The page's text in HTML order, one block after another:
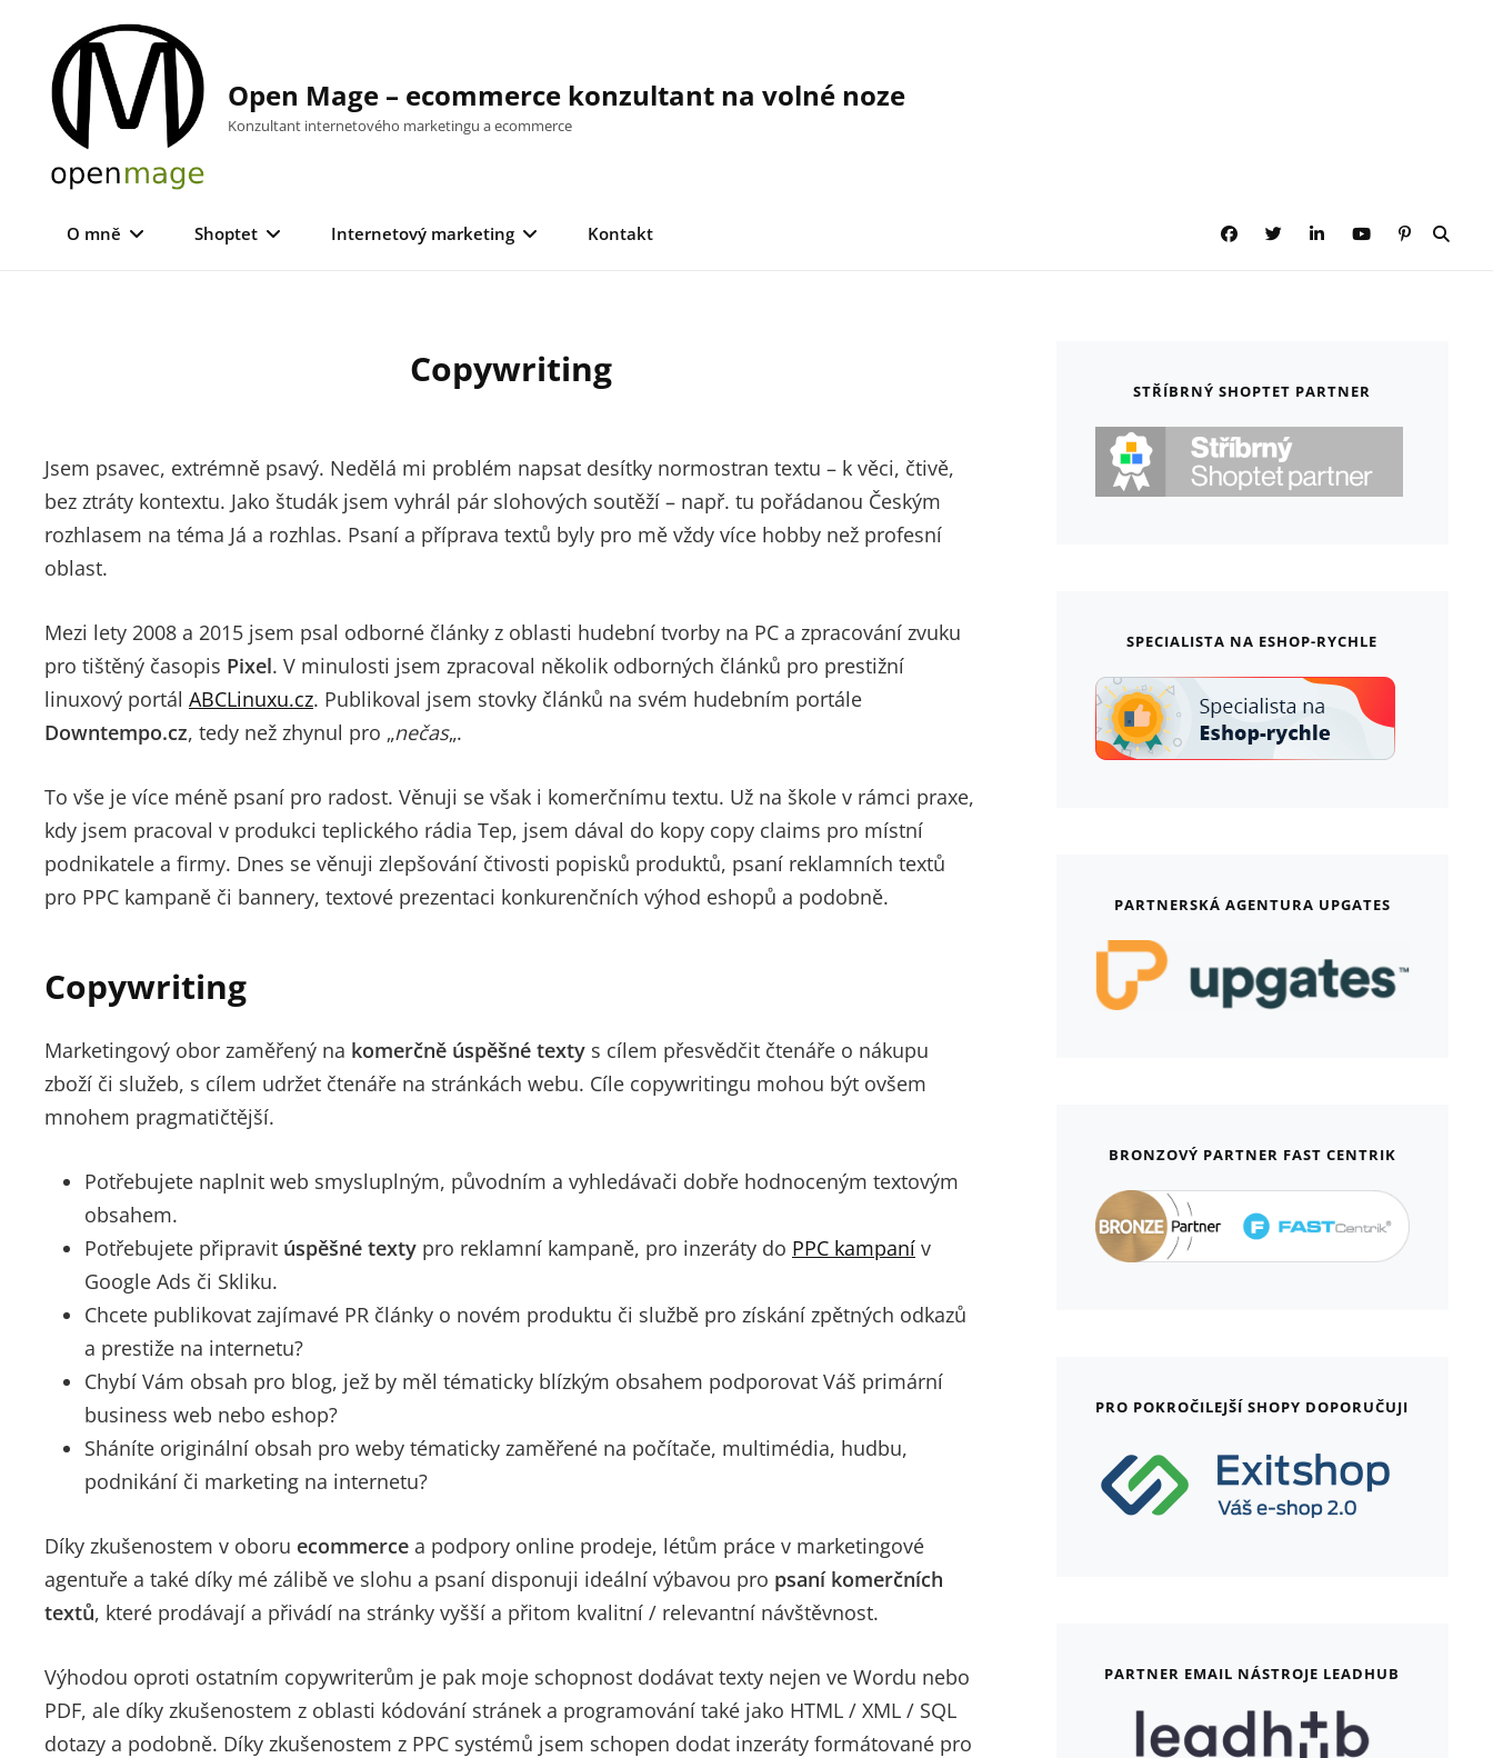
content
Open Mage – ecommerce konzultant na volné noze
Konzultant internetového marketingu a ecommerce
O mně Shoptet Internetový marketing Kontakt Facebook
TwitterLinkedInYouTubePinterest
Copywriting
Puffler,
Jsem psavec, extrémně psavý. Nedělá mi problém napsat desítky normostran textu – k věci, čtivě,
bez ztráty kontextu. Jako študák jsem vyhrál pár slohových soutěží – např. tu pořádanou Českým
rozhlasem na téma Já a rozhlas. Psaní a příprava textů byly pro mě vždy více hobby než profesní
oblast.
Mezi lety 2008 a 2015 jsem psal odborné články z oblasti hudební tvorby na PC a zpracování zvuku
pro tištěný časopis Pixel. V minulosti jsem zpracoval několik odborných článků pro prestižní
linuxový portál ABCLinuxu.cz. Publikoval jsem stovky článků na svém hudebním portále
Downtempo.cz, tedy než zhynul pro „nečas„.
To vše je více méně psaní pro radost. Věnuji se však i komerčnímu textu. Už na škole v rámci praxe,
kdy jsem pracoval v produkci teplického rádia Tep, jsem dával do kopy copy claims pro místní
podnikatele a firmy. Dnes se věnuji zlepšování čtivosti popisků produktů, psaní reklamních textů
pro PPC kampaně či bannery, textové prezentaci konkurenčních výhod eshopů a podobně.
Copywriting
Marketingový obor zaměřený na komerčně úspěšné texty s cílem přesvědčit čtenáře o nákupu
zboží či služeb, s cílem udržet čtenáře na stránkách webu. Cíle copywritingu mohou být ovšem
mnohem pragmatičtější.
Potřebujete naplnit web smysluplným, původním a vyhledávači dobře hodnoceným textovým
obsahem.
Potřebujete připravit úspěšné texty pro reklamní kampaně, pro inzeráty do PPC kampaní v
Google Ads či Skliku.
Chcete publikovat zajímavé PR články o novém produktu či službě pro získání zpětných odkazů
a prestiže na internetu?
Chybí Vám obsah pro blog, jež by měl tématicky blízkým obsahem podporovat Váš primární
business web nebo eshop?
Sháníte originální obsah pro weby tématicky zaměřené na počítače, multimédia, hudbu,
podnikání či marketing na internetu?
Díky zkušenostem v oboru ecommerce a podpory online prodeje, létům práce v marketingové
agentuře a také díky mé zálibě ve slohu a psaní disponuji ideální výbavou pro psaní komerčních
textů, které prodávají a přivádí na stránky vyšší a přitom kvalitní / relevantní návštěvnost.
Výhodou oproti ostatním copywriterům je pak moje schopnost dodávat texty nejen ve Wordu nebo
PDF, ale díky zkušenostem z oblasti kódování stránek a programování také jako HTML / XML / SQL
dotazy a podobně. Díky zkušenostem z PPC systémů jsem schopen dodat inzeráty formátované pro
STŘÍBRNÝ SHOPTET PARTNER
SPECIALISTA NA ESHOP-RYCHLE
PARTNERSKÁ AGENTURA UPGATES
BRONZOVÝ PARTNER FAST CENTRIK
PRO POKROČILEJŠÍ SHOPY DOPORUČUJI
PARTNER EMAIL NÁSTROJE LEADHUB